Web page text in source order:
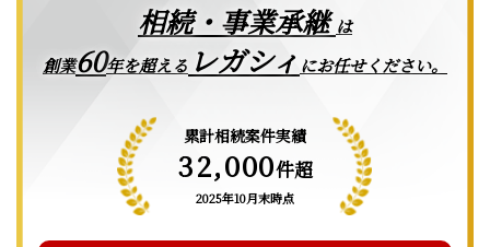
相続・事業承継は
創業60年を超える レガシィ にお任せください。
累計相続案件実績
32,000件超
2025年10月末時点